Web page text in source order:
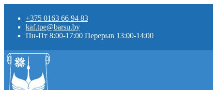
+375 0163 66 94 83
kaf.tpe@barsu.by
Пн-Пт 8:00-17:00 Перерыв 13:00-14:00